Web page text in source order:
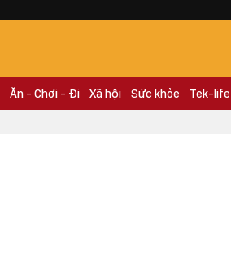
Ăn - Chơi - Đi Xã hội Sức khỏe Tek-life